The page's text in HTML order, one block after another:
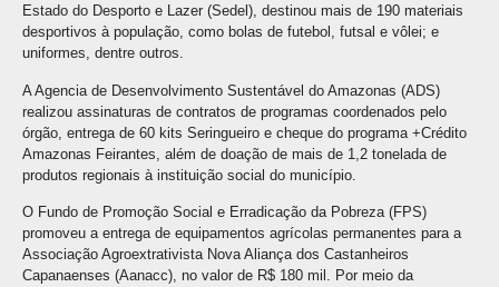
Estado do Desporto e Lazer (Sedel), destinou mais de 190 materiais
desportivos à população, como bolas de futebol, futsal e vôlei; e
uniformes, dentre outros.
A Agencia de Desenvolvimento Sustentável do Amazonas (ADS)
realizou assinaturas de contratos de programas coordenados pelo
órgão, entrega de 60 kits Seringueiro e cheque do programa +Crédito
Amazonas Feirantes, além de doação de mais de 1,2 tonelada de
produtos regionais à instituição social do município.
O Fundo de Promoção Social e Erradicação da Pobreza (FPS)
promoveu a entrega de equipamentos agrícolas permanentes para a
Associação Agroextrativista Nova Aliança dos Castanheiros
Capanaenses (Aanacc), no valor de R$ 180 mil. Por meio da